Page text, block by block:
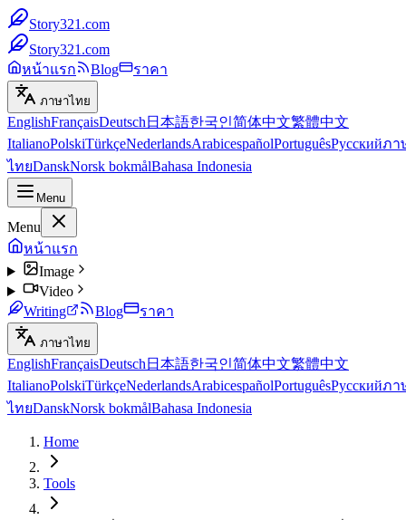
Story321.com
Story321.com
หน้าแรก
Blog ราคา
ภาษาไทย
EnglishFrançaisDeutsch 日本語한국인简体中文繁體中文
ItalianoPolskiTürkçeNederlandsArabicespañolPortuguêsРусскийภา
ไทยDanskNorsk bokmålBahasa Indonesia
Menu
Menu
หน้าแรก
Image
Video
Writing
Blog ราคา
ภาษาไทย
EnglishFrançaisDeutsch 日本語한국인简体中文繁體中文
ItalianoPolskiTürkçeNederlandsArabicespañolPortuguêsРусскийภา
ไทยDanskNorsk bokmålBahasa Indonesia
Home
Tools